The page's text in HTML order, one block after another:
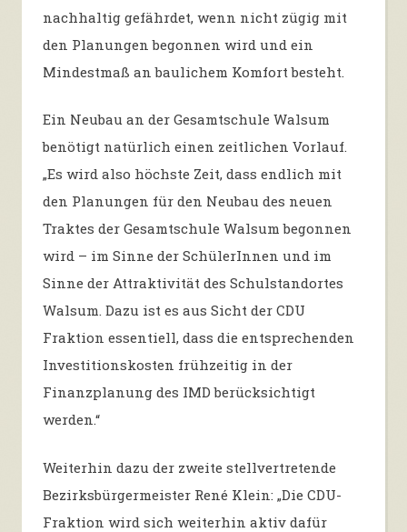
nachhaltig gefährdet, wenn nicht zügig mit
den Planungen begonnen wird und ein
Mindestmaß an baulichem Komfort besteht.
Ein Neubau an der Gesamtschule Walsum
benötigt natürlich einen zeitlichen Vorlauf.
„Es wird also höchste Zeit, dass endlich mit
den Planungen für den Neubau des neuen
Traktes der Gesamtschule Walsum begonnen
wird – im Sinne der SchülerInnen und im
Sinne der Attraktivität des Schulstandortes
Walsum. Dazu ist es aus Sicht der CDU
Fraktion essentiell, dass die entsprechenden
Investitionskosten frühzeitig in der
Finanzplanung des IMD berücksichtigt
werden.“
Weiterhin dazu der zweite stellvertretende
Bezirksbürgermeister René Klein: „Die CDU-
Fraktion wird sich weiterhin aktiv dafür